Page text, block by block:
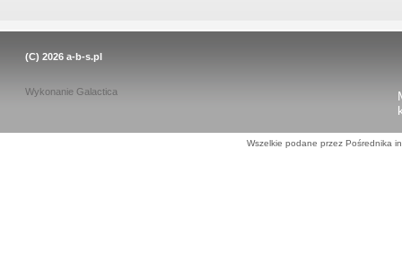
(C) 2026 a-b-s.pl
Wykonanie Galactica
Wszelkie podane przez Pośrednika